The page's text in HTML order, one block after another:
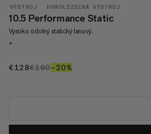
VÝSTROJ HOROLEZECKÁ VÝSTROJ
10.5 Performance Static
Vysoko odolný statický lanový.
+
€128€128
€160€160
–20%